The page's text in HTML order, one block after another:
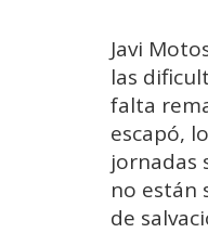
Javi
las
falta
escapó,
jornadas
no están
de